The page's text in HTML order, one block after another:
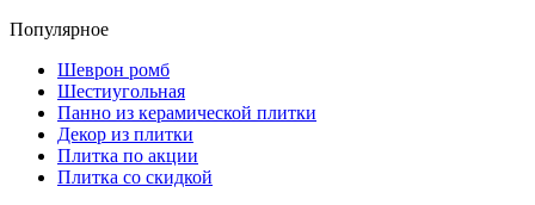
Популярное
Шеврон ромб
Шестиугольная
Панно из керамической плитки
Декор из плитки
Плитка по акции
Плитка со скидкой